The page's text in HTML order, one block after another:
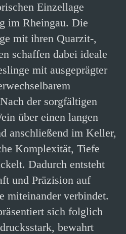
Einzellage
im Rheingau. Die
mit ihren Quarzit-,
schaffen dabei ideale
mit ausgeprägter
der sorgfältigen
über einen langen
anschließend im Keller,
Komplexität, Tiefe
Dadurch entsteht
und Präzision auf
miteinander verbindet.
sich folglich
bewahrt